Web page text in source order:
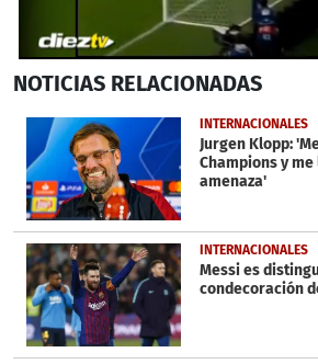
seconds
1
minute,
seconds
NOTICIAS RELACIONADAS
INTERNACIONALES
Jurgen Klopp:
Champions y
amenaza'
INTERNACIONALES
Messi es
condecoración